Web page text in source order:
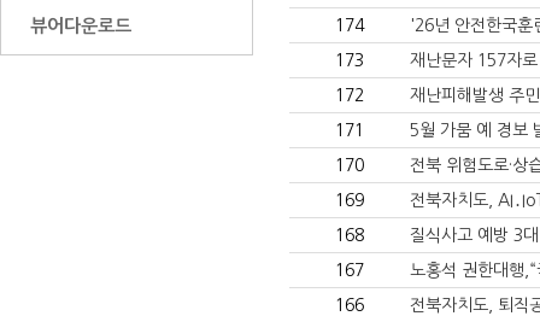
뷰어다운로드 174 '26년 안전한국
173 재난문자 157자
172 재난피해발생 주
171 5월 가뭄 예 경보
170 전북 위험도로·상
169 전북자치도,
168 질식사고 예방 3
167 노홍석 권한대행
166 전북자치도, 퇴직